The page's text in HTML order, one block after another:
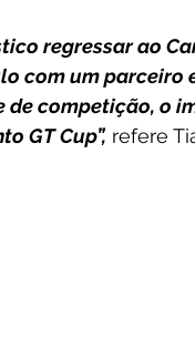
regressar ao
com um parceiro
de competição, o
GT Cup”, refere